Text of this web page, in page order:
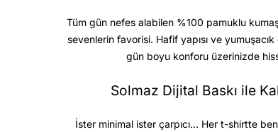
Tüm gün nefes alabilen %100 pamuklu
sevenlerin favorisi. Hafif yapısı ve
gün boyu konforu üzerinizde
Solmaz Dijital Baskı ile
İster minimal ister çarpıcı… Her t-shirtte